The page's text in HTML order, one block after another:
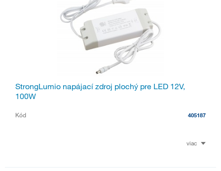
StrongLumio napájací zdroj plochý pre LED 12V,
100W
Kód 405187
viac